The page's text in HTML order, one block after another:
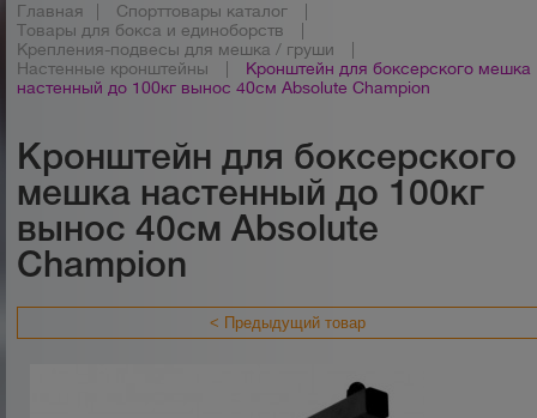
Главная Спорттовары каталог
Товары для бокса и единоборств
Крепления-подвесы для мешка / груши
Настенные кронштейны
Кронштейн для боксерского мешка
настенный до 100кг вынос 40см Absolute Champion
Кронштейн для боксерского
мешка настенный до 100кг
вынос 40см Absolute
Champion
< Предыдущий товар